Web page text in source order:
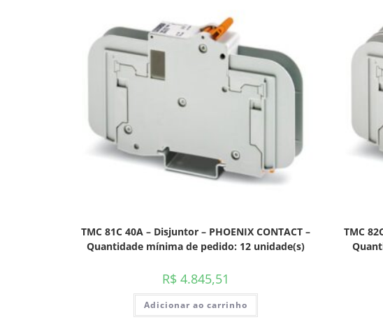
TMC 81C 40A – Disjuntor – PHOENIX CONTACT –
Quantidade mínima de pedido: 12 unidade(s)
R$ 4.845,51
Adicionar ao carrinho
TMC